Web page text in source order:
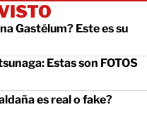
Gastélum? Este es su
Estas son FOTOS
es real o fake?